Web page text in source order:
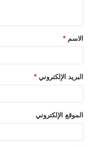
الاسم *
البريد الإلكتروني *
الموقع الإلكتروني